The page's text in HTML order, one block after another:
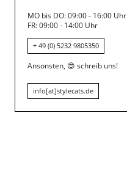
MO bis DO: 09:00 - 16:00 Uhr
FR: 09:00 - 14:00 Uhr
+ 49 (0) 5232 9805350
Ansonsten, 😍 schreib uns!
info[at]stylecats.de